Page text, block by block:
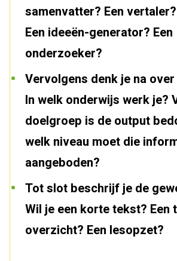
samenvatter? Een
Een ideeën-generator? Een
onderzoeker?
Vervolgens denk je na
In welk onderwijs werk je?
doelgroep is de output
welk niveau moet die
aangeboden?
Tot slot beschrijf je de
Wil je een korte tekst? Een
overzicht? Een lesopzet?